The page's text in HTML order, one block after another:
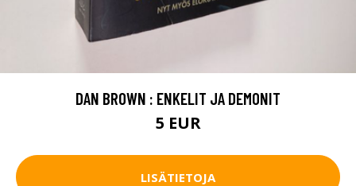
DAN BROWN : ENKELIT JA DEMONIT
5 EUR
LISÄTIETOJA